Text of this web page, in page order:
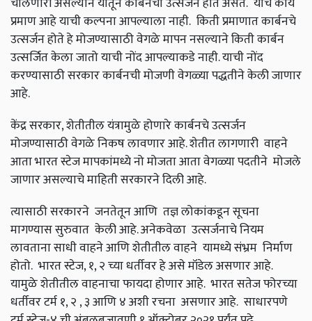
प्रमाण आहे याची कल्पना आपल्याला नाही. किती प्रमाणात कार्बनचे
उत्सर्जन होते हे मोजण्यासाठी वेगळे मापन नसल्याने किती कार्बन
उत्सर्जित केला जातो याची नोंद आपल्याकडे नाही. याची नोंद
करण्यासाठी सरकार कार्बनची मोजणी वेगळ्या पद्धतीने केली जाणार
आहे.
केंद्र सरकार,शेतीतील यंत्रामुळे होणारे कार्बनचे उत्सर्जन
मोजण्यासाठी वेगळे निकष लावणार आहे. शेतीत लागणारी वाहने
आता भारत स्टेज मापकांमध्ये नो मोजता आता वेगळ्या पदतीने मोजले
जाणार असल्याचे माहिती सरकारने दिली आहे.
त्यासाठी सरकारने जनतेतून आणि तज्ञ लोकांकडून सूचना
मागण्यास सुरुवात केली आहे. अनेकवेळा उत्सर्जनाचे नियम
लावताना साधी वाहने आणि शेतीतील वाहने यामध्ये संभ्रम निर्माण
होतो. भारत स्टेज,१,२ च्या धर्तीवर हे असे मॉडेल असणार आहे.
यामुळे शेतीतील वाहनाचा फायदा होणार आहे. भारत सतेज फोरच्या
धर्तीवर टर्म १,२ ,३ आणि ४ अशी रचना असणार आहे. साधारपणे